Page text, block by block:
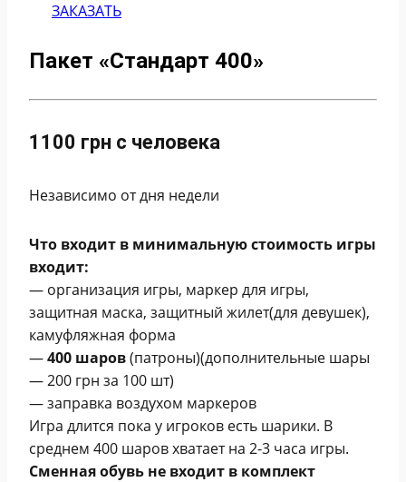
ЗАКАЗАТЬ
Пакет «Стандарт 400»
1100 грн с человека
Независимо от дня недели
Что входит в минимальную стоимость игры
входит:
— организация игры, маркер для игры,
защитная маска, защитный жилет(для девушек),
камуфляжная форма
—400 шаров(патроны)(дополнительные шары
— 200 грн за 100 шт)
— заправка воздухом маркеров
Игра длится пока у игроков есть шарики. В
среднем 400 шаров хватает на 2-3 часа игры.
Сменная обувь не входит в комплект